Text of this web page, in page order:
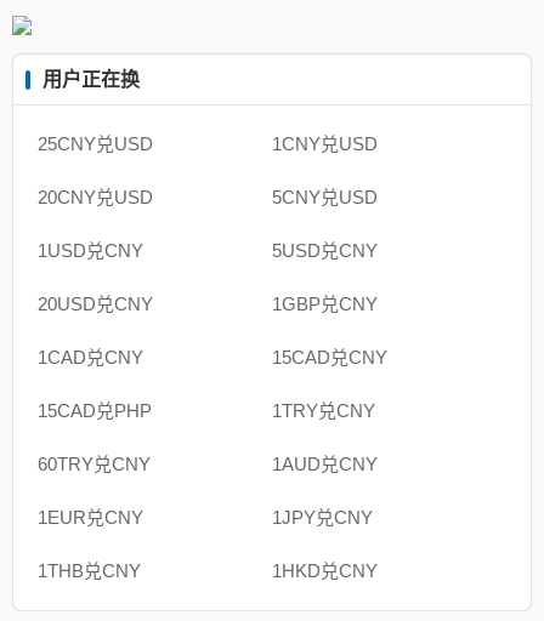
用户正在换
25CNY兑USD 1CNY兑USD
20CNY兑USD 5CNY兑USD
1USD兑CNY 5USD兑CNY
20USD兑CNY 1GBP兑CNY
1CAD兑CNY 15CAD兑CNY
15CAD兑PHP 1TRY兑CNY
60TRY兑CNY 1AUD兑CNY
1EUR兑CNY 1JPY兑CNY
1THB兑CNY 1HKD兑CNY